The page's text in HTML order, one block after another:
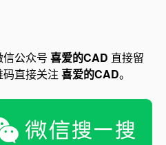
公众号 喜爱的CAD 直接留
直接关注 喜爱的CAD。